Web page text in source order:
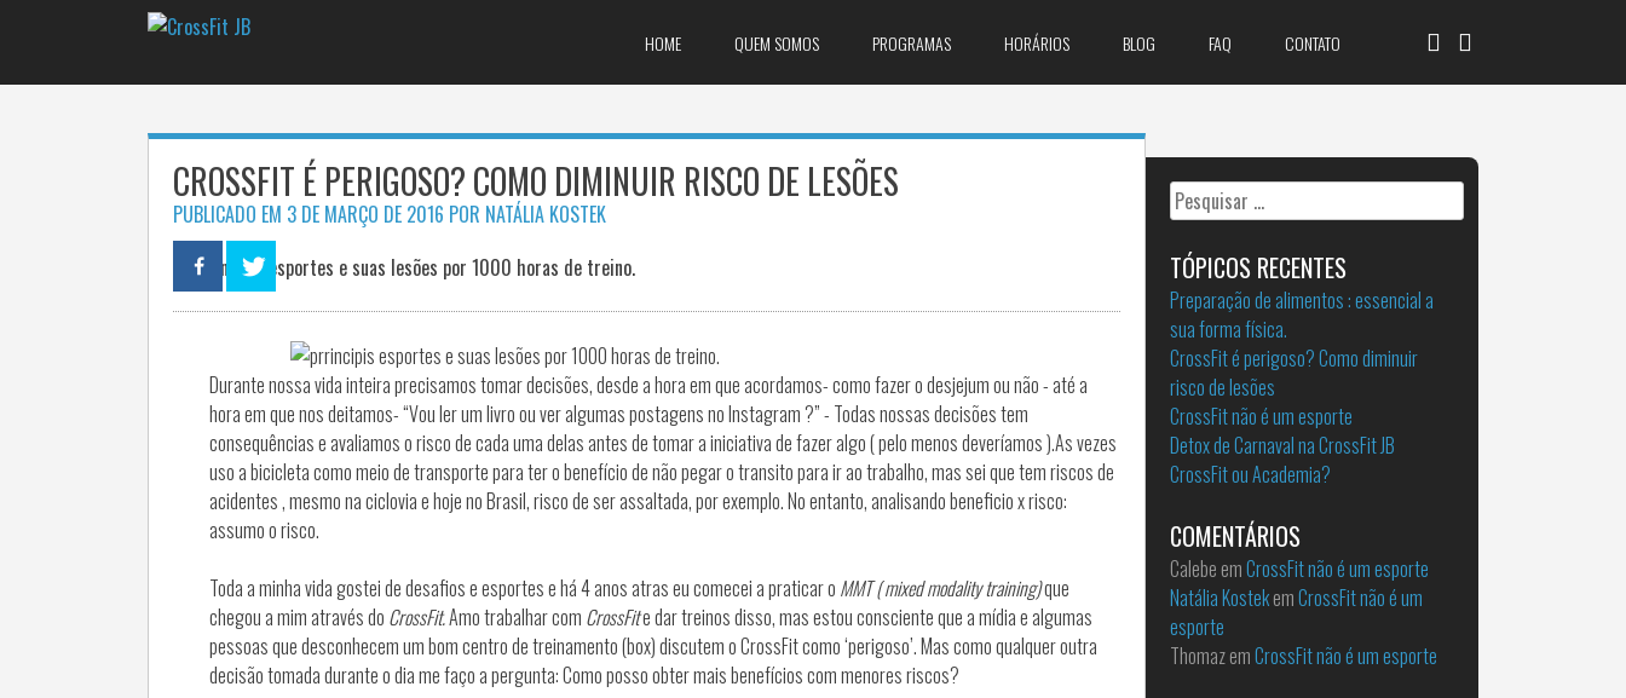
HOME QUEM SOMOS PROGRAMAS HORÁRIOS BLOG FAQ CONTATO
CROSSFIT É PERIGOSO? COMO DIMINUIR RISCO DE LESÕES
PUBLICADO EM 3 DE MARÇO DE 2016 POR NATÁLIA KOSTEK
Durante nossa vida inteira precisamos tomar decisões, desde a hora em que acordamos- como fazer o desjejum ou não - até a
hora em que nos deitamos- “Vou ler um livro ou ver algumas postagens no Instagram ?” - Todas nossas decisões tem
consequências e avaliamos o risco de cada uma delas antes de tomar a iniciativa de fazer algo ( pelo menos deveríamos ).As vezes
uso a bicicleta como meio de transporte para ter o benefício de não pegar o transito para ir ao trabalho, mas sei que tem riscos de
acidentes , mesmo na ciclovia e hoje no Brasil, risco de ser assaltada, por exemplo. No entanto, analisando beneficio x risco:
assumo o risco.
Toda a minha vida gostei de desafios e esportes e há 4 anos atras eu comecei a praticar o MMT ( mixed modality training)que
chegou a mim através do CrossFit.Amo trabalhar com CrossFite dar treinos disso, mas estou consciente que a mídia e algumas
pessoas que desconhecem um bom centro de treinamento (box) discutem o CrossFit como ‘perigoso’. Mas como qualquer outra
decisão tomada durante o dia me faço a pergunta: Como posso obter mais benefícios com menores riscos?
Pesquisar
por:
TÓPICOS RECENTES
Preparação de alimentos : essencial a
sua forma física.
CrossFit é perigoso? Como diminuir
risco de lesões
CrossFit não é um esporte
Detox de Carnaval na CrossFit JB
CrossFit ou Academia?
COMENTÁRIOS
Calebe emCrossFit não é um esporte
Natália KostekemCrossFit não é um
esporte
ThomazemCrossFit não é um esporte